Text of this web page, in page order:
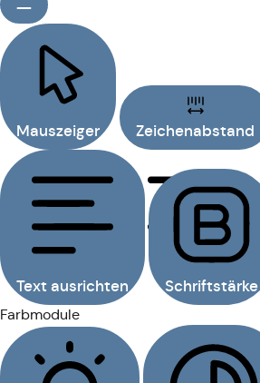
Mauszeiger Zeichenabstand
Text ausrichten Schriftstärke
Farbmodule